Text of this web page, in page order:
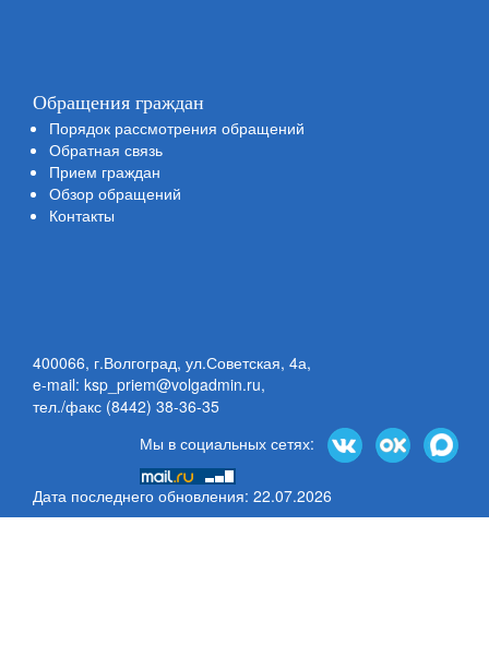
Обращения граждан
Порядок рассмотрения обращений
Обратная связь
Прием граждан
Обзор обращений
Контакты
400066, г.Волгоград, ул.Советская, 4а,
e-mail: ksp_priem@volgadmin.ru,
тел./факс (8442) 38-36-35
Мы в социальных сетях:
Дата последнего обновления: 22.07.2026